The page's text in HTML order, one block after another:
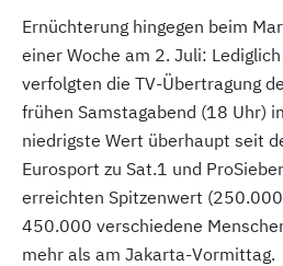
Ernüchterung hingegen beim
einer Woche am 2. Juli:
verfolgten die TV-Übertragung
frühen Samstagabend (18 Uhr)
niedrigste Wert überhaupt seit
Eurosport zu Sat.1 und
erreichten Spitzenwert
450.000 verschiedene
mehr als am Jakarta-Vormittag.